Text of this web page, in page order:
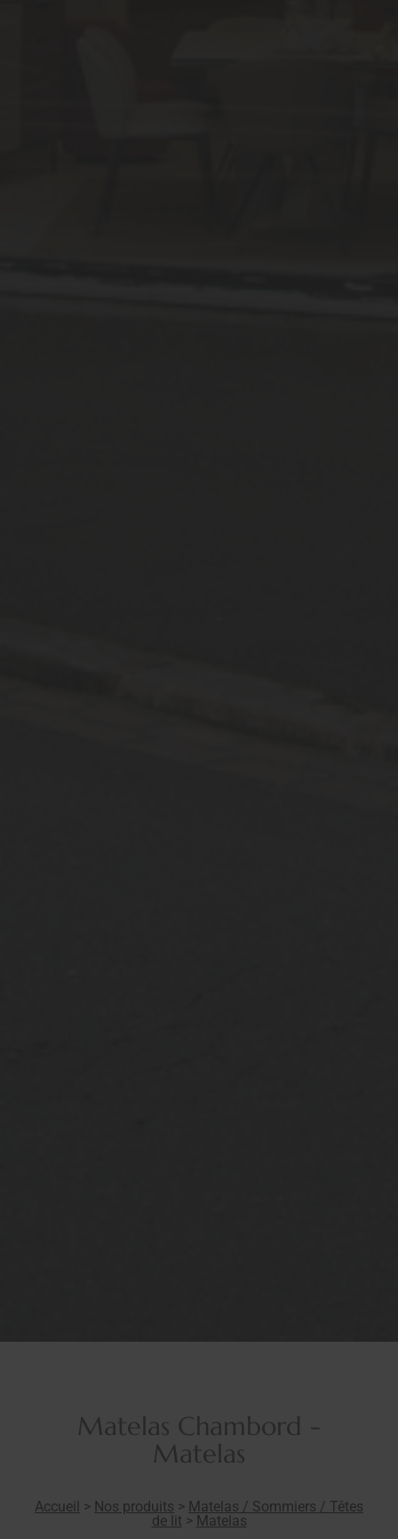
Matelas Chambord -
Matelas
Accueil > Nos produits > Matelas / Sommiers / Têtes
de lit > Matelas